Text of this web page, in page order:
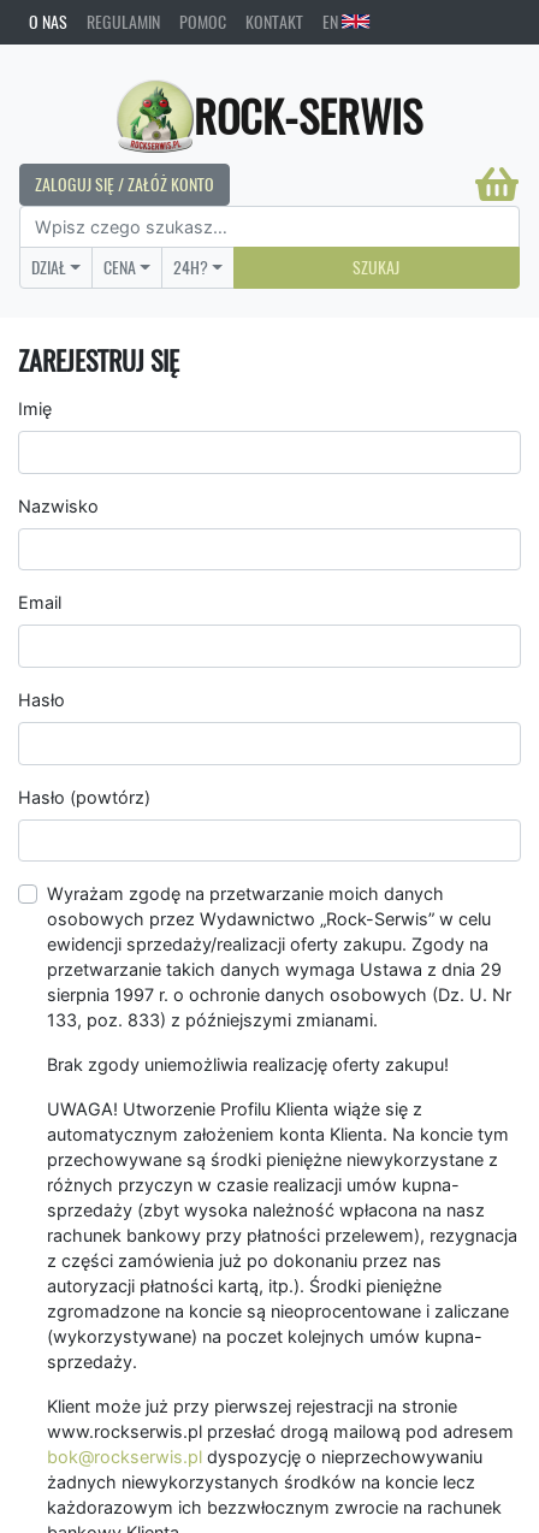
O NAS REGULAMIN POMOC KONTAKT EN
ROCK-SERWIS
ZALOGUJ SIĘ / ZAŁÓŻ KONTO
DZIAŁ CENA 24H? SZUKAJ
ZAREJESTRUJ SIĘ
Imię
Nazwisko
Email
Hasło
Hasło (powtórz)
Wyrażam zgodę na przetwarzanie moich danych
osobowych przez Wydawnictwo „Rock-Serwis” w celu
ewidencji sprzedaży/realizacji oferty zakupu. Zgody na
przetwarzanie takich danych wymaga Ustawa z dnia 29
sierpnia 1997 r. o ochronie danych osobowych (Dz. U. Nr
133, poz. 833) z późniejszymi zmianami.
Brak zgody uniemożliwia realizację oferty zakupu!
UWAGA! Utworzenie Profilu Klienta wiąże się z
automatycznym założeniem konta Klienta. Na koncie tym
przechowywane są środki pieniężne niewykorzystane z
różnych przyczyn w czasie realizacji umów kupna-
sprzedaży (zbyt wysoka należność wpłacona na nasz
rachunek bankowy przy płatności przelewem), rezygnacja
z części zamówienia już po dokonaniu przez nas
autoryzacji płatności kartą, itp.). Środki pieniężne
zgromadzone na koncie są nieoprocentowane i zaliczane
(wykorzystywane) na poczet kolejnych umów kupna-
sprzedaży.
Klient może już przy pierwszej rejestracji na stronie
www.rockserwis.pl przesłać drogą mailową pod adresem
bok@rockserwis.pl dyspozycję o nieprzechowywaniu
żadnych niewykorzystanych środków na koncie lecz
każdorazowym ich bezzwłocznym zwrocie na rachunek